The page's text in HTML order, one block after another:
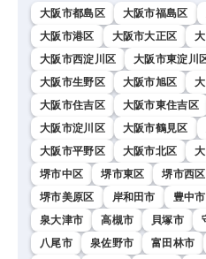
大阪市都島区 大阪市福島区
大阪市港区
大阪市大正区
大阪市西淀川区
大阪市東淀川
大阪市生野区
大阪市旭区
大阪市住吉区
大阪市東住吉区
大阪市淀川区
大阪市鶴見区
大阪市平野区
大阪市北区
堺市中区
堺市東区 堺市西区
堺市美原区
岸和田市 豊中市
泉大津市
高槻市 貝塚市
八尾市
泉佐野市 富田林市